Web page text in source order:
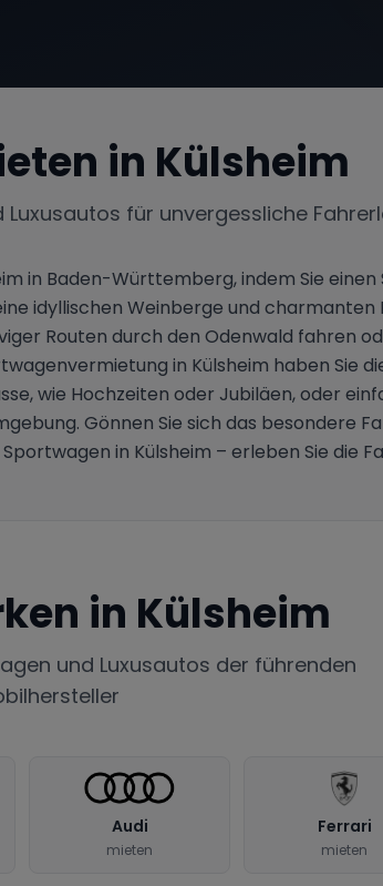
in Külsheim
für unvergessliche
in Baden-Württemberg, indem Sie
idyllischen Weinberge und
Routen durch den Odenwald fahren
in Külsheim haben Sie
wie Hochzeiten oder Jubiläen, oder
Gönnen Sie sich das besondere
in Külsheim – erleben Sie die
in Külsheim
und Luxusautos der führenden
Audi
mieten
Ferrari
mieten